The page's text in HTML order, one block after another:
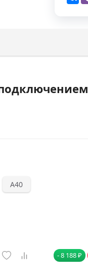
А40
- 8 188 ₽